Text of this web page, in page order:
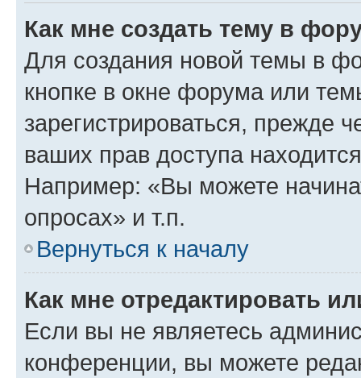
Как мне создать тему в
Для создания новой темы в
кнопке в окне форума или
зарегистрироваться, прежде
ваших прав доступа
Например: «Вы можете
опросах» и т.п.
Вернуться к началу
Как мне отредактировать
Если вы не являетесь
конференции, вы можете